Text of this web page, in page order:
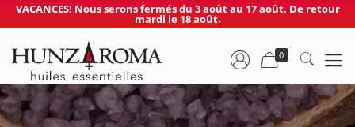
VACANCES! Nous serons fermés du 3 août au 17 août. De retour
mardi le 18 août.
0